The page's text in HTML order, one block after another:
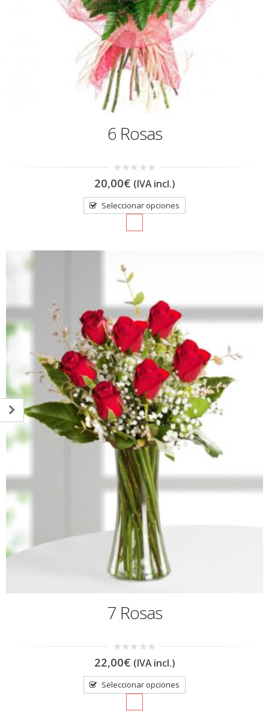
6 Rosas
0
out
5
20,00€ (IVA incl.)
Seleccionar opciones
7 Rosas
0
out
5
22,00€ (IVA incl.)
Seleccionar opciones